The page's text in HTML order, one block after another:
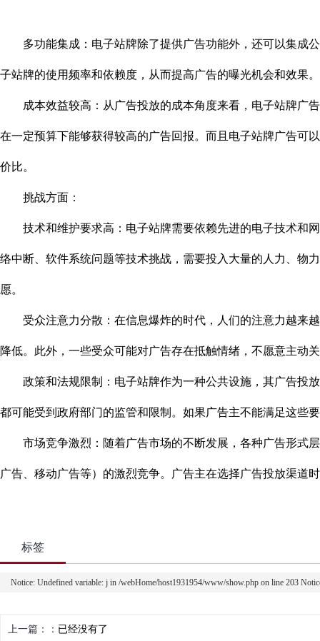
多功能集成：电子站牌除了提供广告功能外，还可以集成公
子站牌的使用频率和依赖度，从而提高广告的曝光机会和效果
成本效益较高：从广告投放的成本角度来看，电子站牌广告
在一定预算下能够获得较高的广告回报。而且电子站牌广告可
价比。
挑战方面：
技术和维护要求高：电子站牌需要依赖先进的电子技术和网
络中断、软件系统问题等技术挑战，需要投入大量的人力、物
愿。
受众注意力分散：在信息爆炸的时代，人们的注意力越来越
降低。此外，一些受众可能对广告存在抵触情绪，不愿意主动
政策和法规限制：电子站牌作为一种公共设施，其广告投放
都可能受到政府部门的监管和限制。如果广告主不能满足这些
市场竞争激烈：随着广告市场的不断发展，各种广告形式层
广告、移动广告等）的激烈竞争。广告主在选择广告投放渠道
标签
Notice: Undefined variable: j in /webHome/host1931954/www/show.php on line 203
上一篇： 已经没有了